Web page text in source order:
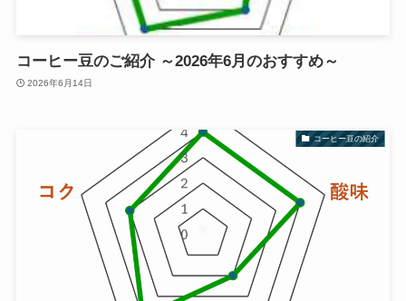
コーヒー豆のご紹介 ～2026年6月のおすすめ～
2026年6月14日
コーヒー豆の紹介